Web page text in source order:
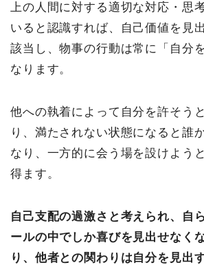
上の人間に対する適切な対応・思
いると認識すれば、自己価値を見
該当し、物事の行動は常に「自分
なります。
他への執着によって自分を許そう
り、満たされない状態になると誰
なり、一方的に会う場を設けよう
得ます。
自己支配の過激さと考えられ、自
ールの中でしか喜びを見出せなく
り、他者との関わりは自分を見出